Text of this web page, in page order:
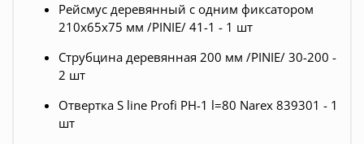
Рейсмус деревянный с одним фиксатором
210х65х75 мм /PINIE/ 41-1 - 1 шт
Струбцина деревянная 200 мм /PINIE/ 30-200 -
2 шт
Отвертка S line Profi РН-1 l=80 Narex 839301 - 1
шт